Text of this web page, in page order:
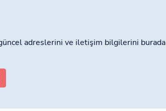
adreslerini ve iletişim bilgilerini burada